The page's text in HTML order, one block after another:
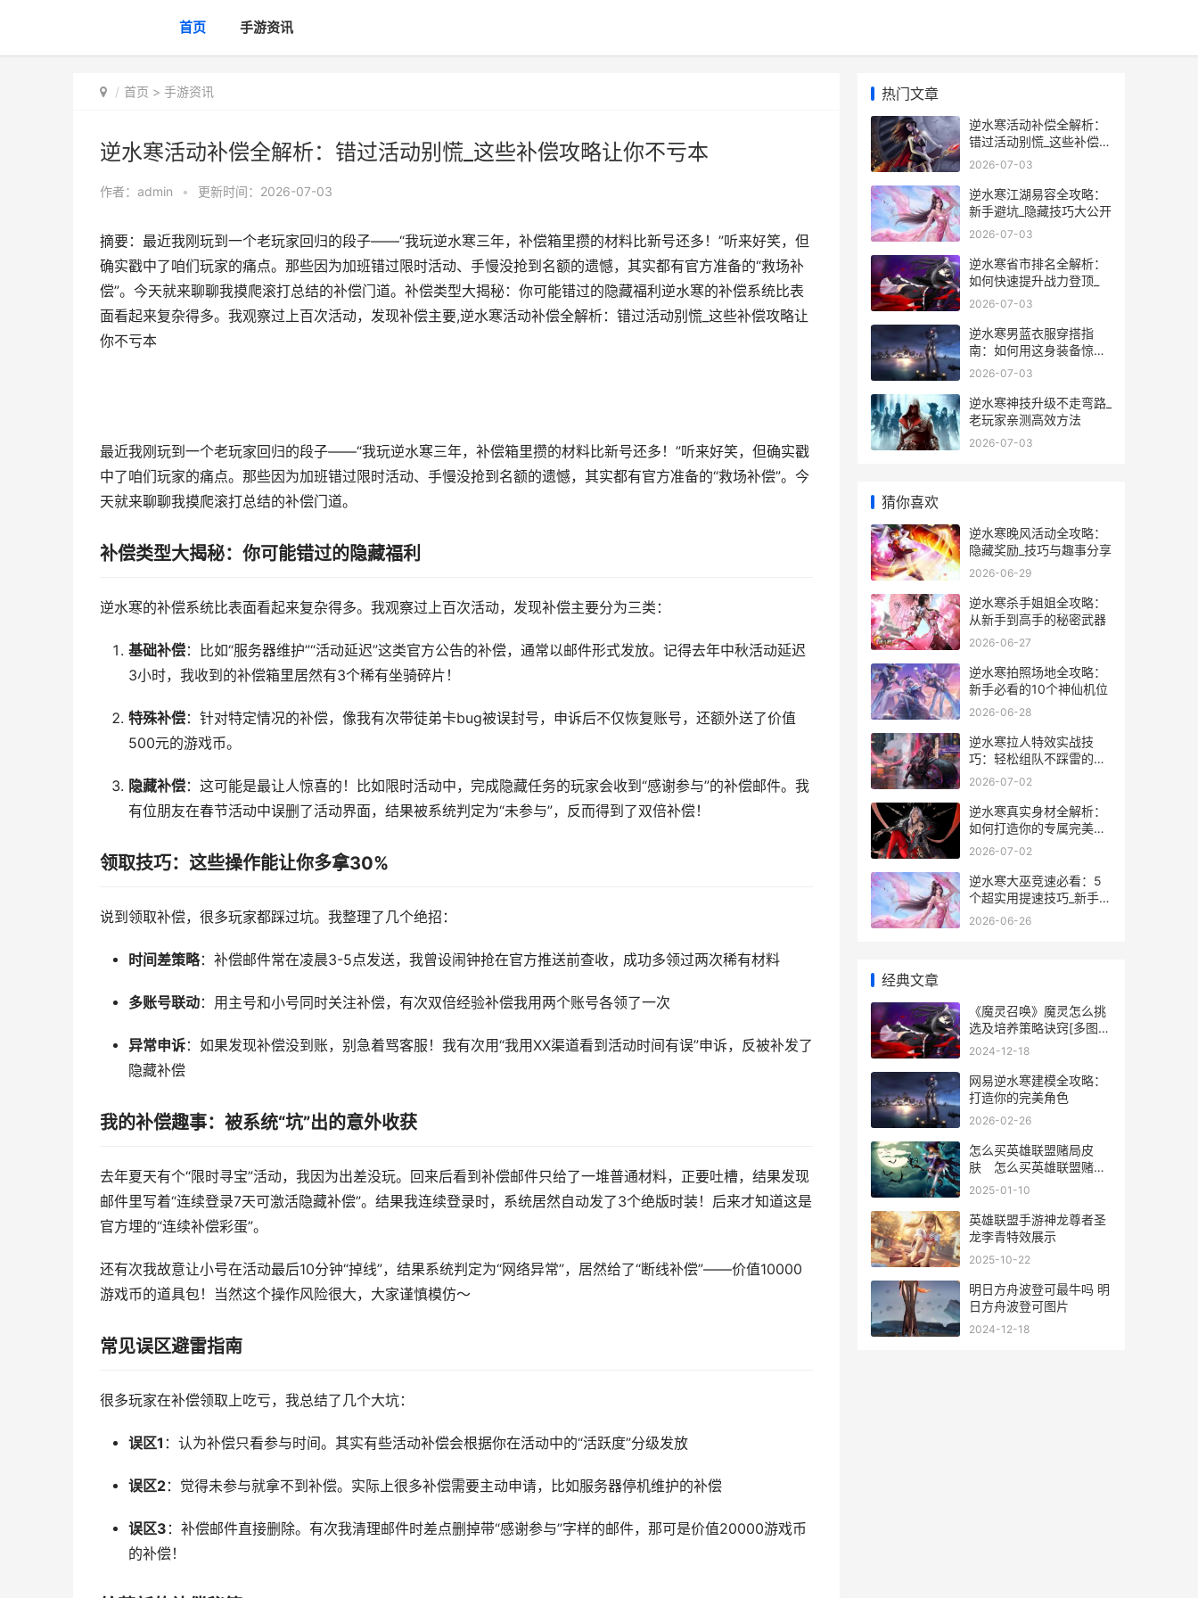
首页 手游资讯
首页 > 手游资讯
逆水寒活动补偿全解析：错过活动别慌_这些补偿攻略让你不亏本
作者： admin • 更新时间：2026-07-03
摘要：最近我刚玩到一个老玩家回归的段子——“我玩逆水寒三年，补偿箱里攒的材料比新号还多！”听来好笑，但
确实戳中了咱们玩家的痛点。那些因为加班错过限时活动、手慢没抢到名额的遗憾，其实都有官方准备的“救场补
偿”。今天就来聊聊我摸爬滚打总结的补偿门道。补偿类型大揭秘：你可能错过的隐藏福利逆水寒的补偿系统比表
面看起来复杂得多。我观察过上百次活动，发现补偿主要,逆水寒活动补偿全解析：错过活动别慌_这些补偿攻略让
你不亏本
最近我刚玩到一个老玩家回归的段子——“我玩逆水寒三年，补偿箱里攒的材料比新号还多！”听来好笑，但确实戳
中了咱们玩家的痛点。那些因为加班错过限时活动、手慢没抢到名额的遗憾，其实都有官方准备的“救场补偿”。今
天就来聊聊我摸爬滚打总结的补偿门道。
补偿类型大揭秘：你可能错过的隐藏福利
逆水寒的补偿系统比表面看起来复杂得多。我观察过上百次活动，发现补偿主要分为三类：
基础补偿：比如“服务器维护”“活动延迟”这类官方公告的补偿，通常以邮件形式发放。记得去年中秋活动延迟
3小时，我收到的补偿箱里居然有3个稀有坐骑碎片！
特殊补偿：针对特定情况的补偿，像我有次带徒弟卡bug被误封号，申诉后不仅恢复账号，还额外送了价值
500元的游戏币。
隐藏补偿：这可能是最让人惊喜的！比如限时活动中，完成隐藏任务的玩家会收到“感谢参与”的补偿邮件。我
有位朋友在春节活动中误删了活动界面，结果被系统判定为“未参与”，反而得到了双倍补偿！
领取技巧：这些操作能让你多拿30%
说到领取补偿，很多玩家都踩过坑。我整理了几个绝招：
时间差策略：补偿邮件常在凌晨3-5点发送，我曾设闹钟抢在官方推送前查收，成功多领过两次稀有材料
多账号联动：用主号和小号同时关注补偿，有次双倍经验补偿我用两个账号各领了一次
异常申诉：如果发现补偿没到账，别急着骂客服！我有次用“我用XX渠道看到活动时间有误”申诉，反被补发了
隐藏补偿
我的补偿趣事：被系统“坑”出的意外收获
去年夏天有个“限时寻宝”活动，我因为出差没玩。回来后看到补偿邮件只给了一堆普通材料，正要吐槽，结果发现
邮件里写着“连续登录7天可激活隐藏补偿”。结果我连续登录时，系统居然自动发了3个绝版时装！后来才知道这是
官方埋的“连续补偿彩蛋”。
还有次我故意让小号在活动最后10分钟“掉线”，结果系统判定为“网络异常”，居然给了“断线补偿”——价值10000
游戏币的道具包！当然这个操作风险很大，大家谨慎模仿～
常见误区避雷指南
很多玩家在补偿领取上吃亏，我总结了几个大坑：
误区1 ：认为补偿只看参与时间。其实有些活动补偿会根据你在活动中的“活跃度”分级发放
误区2：觉得未参与就拿不到补偿。实际上很多补偿需要主动申请，比如服务器停机维护的补偿
误区3 ：补偿邮件直接删除。有次我清理邮件时差点删掉带“感谢参与”字样的邮件，那可是价值20000游戏币
的补偿！
热门文章
逆水寒活动补偿全解析：
错过活动别慌_这些补偿攻
略让你不亏本
2026-07-03
逆水寒江湖易容全攻略：
新手避坑_隐藏技巧大公开
2026-07-03
逆水寒省市排名全解析：
如何快速提升战力登顶_
2026-07-03
逆水寒男蓝衣服穿搭指
南：如何用这身装备惊艳
全场_
2026-07-03
逆水寒神技升级不走弯路_
老玩家亲测高效方法
2026-07-03
猜你喜欢
逆水寒晚风活动全攻略：
隐藏奖励_技巧与趣事分享
2026-06-29
逆水寒杀手姐姐全攻略：
从新手到高手的秘密武器
2026-06-27
逆水寒拍照场地全攻略：
新手必看的10个神仙机位
2026-06-28
逆水寒拉人特效实战技
巧：轻松组队不踩雷的秘
籍
2026-07-02
逆水寒真实身材全解析：
如何打造你的专属完美角
色
2026-07-02
逆水寒大巫竞速必看：5
个超实用提速技巧_新手也
能轻松拿第一
2026-06-26
经典文章
《魔灵召唤》魔灵怎么挑
选及培养策略诀窍[多图]
魔灵召唤魔灵图鉴
2024-12-18
网易逆水寒建模全攻略：
打造你的完美角色
2026-02-26
怎么买英雄联盟赌局皮
肤 怎么买英雄联盟赌局
皮肤碎片
2025-01-10
英雄联盟手游神龙尊者圣
龙李青特效展示
2025-10-22
明日方舟波登可最牛吗 明
日方舟波登可图片
2024-12-18